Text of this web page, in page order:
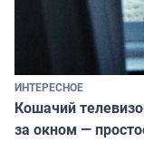
ИНТЕРЕСНОЕ
Кошачий
за окном —